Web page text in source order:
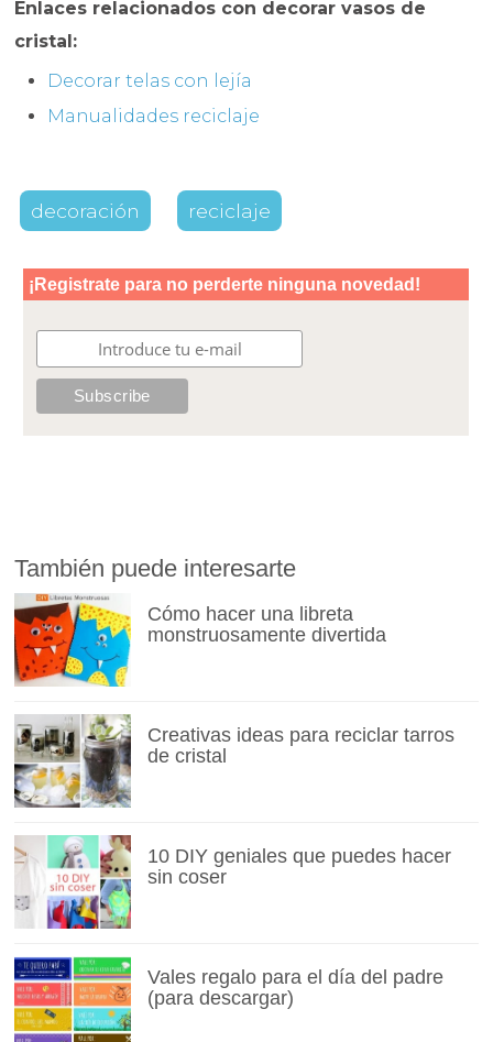
Enlaces relacionados con decorar vasos de
cristal:
Decorar telas con lejía
Manualidades reciclaje
decoración reciclaje
También puede interesarte
Cómo hacer una libreta
monstruosamente divertida
Creativas ideas para reciclar tarros
de cristal
10 DIY geniales que puedes hacer
sin coser
Vales regalo para el día del padre
(para descargar)